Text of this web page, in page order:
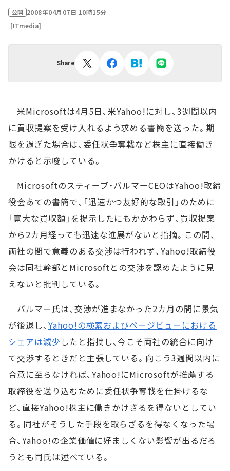
公開 2008年04月07日 10時15分
[ITmedia]
Share
米Microsoftは4月5日、米Yahoo!に対し、3週間以内
に買収提案を受け入れるよう求める書簡を送った。期
限を過ぎた場合は、委任状争奪戦など株主に直接働き
かけると示唆している。
Microsoftのスティーブ・バルマーCEOはYahoo!取締
役会あての書簡で、「迅速かつ友好的な取引」のために
「寛大な買収額」を提示したにもかかわらず、買収提案
から2カ月経っても迅速な進展がないと指摘。この間、
両社の間で意義のある交渉は行われず、Yahoo!取締役
会は同社幹部とMicrosoftとの交渉を認めたように見
えないと批判している。
バルマー氏は、交渉が進まなかった2カ月の間に景気
が後退し、 Yahoo!の検索およびページビューにおける
シェアは減少 したと指摘し、今こそ両社の統合に向け
て交渉するときだと主張している。向こう3週間以内に
合意に至らなければ、Yahoo!にMicrosoftが推薦する
取締役を送り込むために委任状争奪戦を仕掛けるな
ど、直接Yahoo!株主に働きかけざるを得ないとしてい
る。同社がそうした手段を取らざるを得なくなった場
合、Yahoo!の企業価値に好ましくない影響が出るだろ
うとも同氏は述べている。